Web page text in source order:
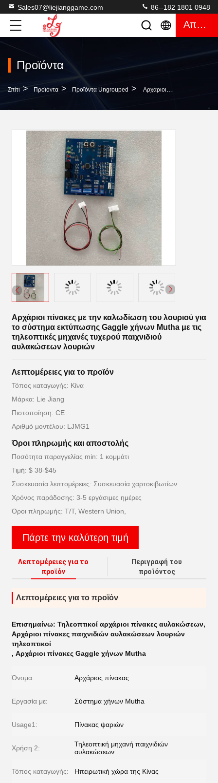
Sales07@liejianggame.com 86--182 1801 0948
Απόσπασμα
Προϊόντα
Σπίτι > Προϊόντα > Προϊόντα Ungrouped > Αρχάριοι Πίνακες Με Την Καλωδίωση Του Λουριού Για Το Σύστημα Εκτύπωσης Gaggle Χήνων Mutha Με Τις Τηλεοπτικές Μηχανές Τυχερού Παιχνιδιού Αυλακώσεων Λουριών
Αρχάριοι πίνακες με την καλωδίωση του λουριού για
το σύστημα εκτύπωσης Gaggle χήνων Mutha με τις
τηλεοπτικές μηχανές τυχερού παιχνιδιού
αυλακώσεων λουριών
Λεπτομέρειες για το προϊόν
Τόπος καταγωγής: Κίνα
Μάρκα: Lie Jiang
Πιστοποίηση: CE
Αριθμό μοντέλου: LJMG1
Όροι πληρωμής και αποστολής
Ποσότητα παραγγελίας min: 1 κομμάτι
Τιμή: $ 38-$45
Συσκευασία λεπτομέρειες: Συσκευασία χαρτοκιβωτίων
Χρόνος παράδοσης: 3-5 εργάσιμες ημέρες
Όροι πληρωμής: T/T, Western Union,
Πάρτε την καλύτερη τιμή
Λεπτομέρειες για το
προϊόν
Περιγραφή του
προϊόντος
Λεπτομέρειες για το προϊόν
Επισημαίνω: Τηλεοπτικοί αρχάριοι πίνακες αυλακώσεων,
Αρχάριοι πίνακες παιχνιδιών αυλακώσεων λουριών
τηλεοπτικοί
, Αρχάριοι πίνακες Gaggle χήνων Mutha
Όνομα: Αρχάριος πίνακας
Εργασία με: Σύστημα χήνων Mutha
Usage1: Πίνακας ψαριών
Χρήση 2:
Τηλεοπτική μηχανή παιχνιδιών
αυλακώσεων
Τόπος καταγωγής: Ηπειρωτική χώρα της Κίνας